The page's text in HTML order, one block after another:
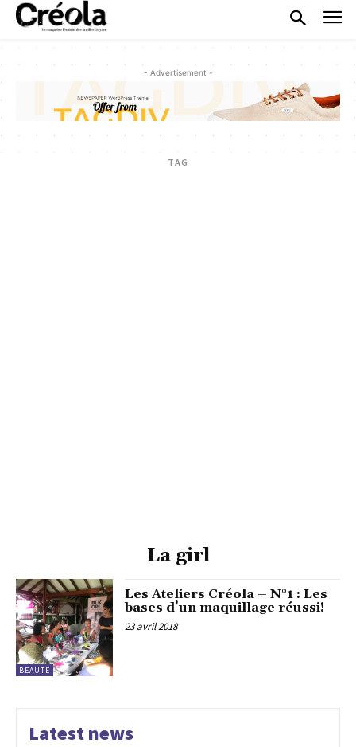
- Advertisement -
TAG
La girl
BEAUTÉ
Les Ateliers Créola – N°1 : Les
bases d’un maquillage réussi!
23 avril 2018
Latest news